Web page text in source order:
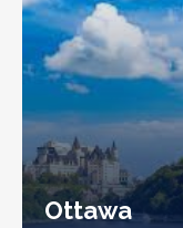
Ottawa